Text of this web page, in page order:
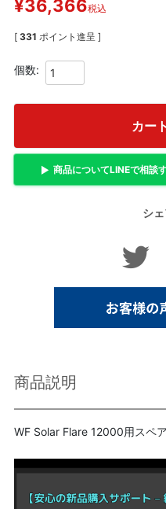
¥36,366税込
[ 331 ポイント進呈 ]
カー
商品についてLINEで相談
シ
商品説明
WF Solar Flare 12000用スペ